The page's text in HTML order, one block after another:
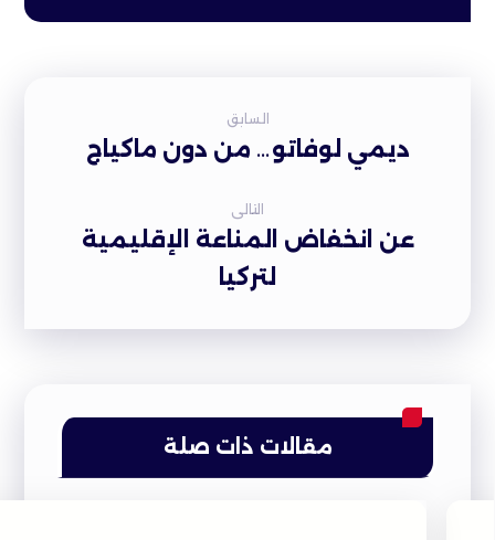
السابق
ديمي لوفاتو… من دون ماكياج
التالى
عن انخفاض المناعة الإقليمية
لتركيا
مقالات ذات صلة